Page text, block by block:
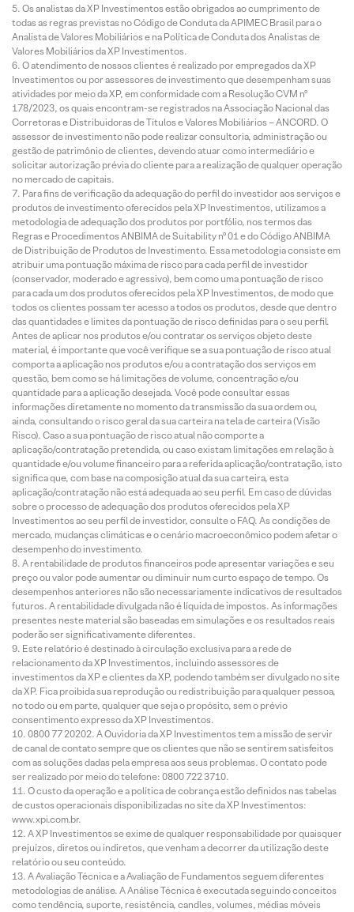
Os analistas da XP Investimentos estão obrigados ao cumprimento de
todas as regras previstas no Código de Conduta da APIMEC Brasil para o
Analista de Valores Mobiliários e na Política de Conduta dos Analistas de
Valores Mobiliários da XP Investimentos.
O atendimento de nossos clientes é realizado por empregados da XP
Investimentos ou por assessores de investimento que desempenham suas
atividades por meio da XP, em conformidade com a Resolução CVM nº
178/2023, os quais encontram-se registrados na Associação Nacional das
Corretoras e Distribuidoras de Títulos e Valores Mobiliários – ANCORD. O
assessor de investimento não pode realizar consultoria, administração ou
gestão de patrimônio de clientes, devendo atuar como intermediário e
solicitar autorização prévia do cliente para a realização de qualquer operação
no mercado de capitais.
Para fins de verificação da adequação do perfil do investidor aos serviços e
produtos de investimento oferecidos pela XP Investimentos, utilizamos a
metodologia de adequação dos produtos por portfólio, nos termos das
Regras e Procedimentos ANBIMA de Suitability nº 01 e do Código ANBIMA
de Distribuição de Produtos de Investimento. Essa metodologia consiste em
atribuir uma pontuação máxima de risco para cada perfil de investidor
(conservador, moderado e agressivo), bem como uma pontuação de risco
para cada um dos produtos oferecidos pela XP Investimentos, de modo que
todos os clientes possam ter acesso a todos os produtos, desde que dentro
das quantidades e limites da pontuação de risco definidas para o seu perfil.
Antes de aplicar nos produtos e/ou contratar os serviços objeto deste
material, é importante que você verifique se a sua pontuação de risco atual
comporta a aplicação nos produtos e/ou a contratação dos serviços em
questão, bem como se há limitações de volume, concentração e/ou
quantidade para a aplicação desejada. Você pode consultar essas
informações diretamente no momento da transmissão da sua ordem ou,
ainda, consultando o risco geral da sua carteira na tela de carteira (Visão
Risco). Caso a sua pontuação de risco atual não comporte a
aplicação/contratação pretendida, ou caso existam limitações em relação à
quantidade e/ou volume financeiro para a referida aplicação/contratação, isto
significa que, com base na composição atual da sua carteira, esta
aplicação/contratação não está adequada ao seu perfil. Em caso de dúvidas
sobre o processo de adequação dos produtos oferecidos pela XP
Investimentos ao seu perfil de investidor, consulte o FAQ. As condições de
mercado, mudanças climáticas e o cenário macroeconômico podem afetar o
desempenho do investimento.
A rentabilidade de produtos financeiros pode apresentar variações e seu
preço ou valor pode aumentar ou diminuir num curto espaço de tempo. Os
desempenhos anteriores não são necessariamente indicativos de resultados
futuros. A rentabilidade divulgada não é líquida de impostos. As informações
presentes neste material são baseadas em simulações e os resultados reais
poderão ser significativamente diferentes.
Este relatório é destinado à circulação exclusiva para a rede de
relacionamento da XP Investimentos, incluindo assessores de
investimentos da XP e clientes da XP, podendo também ser divulgado no site
da XP. Fica proibida sua reprodução ou redistribuição para qualquer pessoa,
no todo ou em parte, qualquer que seja o propósito, sem o prévio
consentimento expresso da XP Investimentos.
0800 77 20202. A Ouvidoria da XP Investimentos tem a missão de servir
de canal de contato sempre que os clientes que não se sentirem satisfeitos
com as soluções dadas pela empresa aos seus problemas. O contato pode
ser realizado por meio do telefone: 0800 722 3710.
O custo da operação e a política de cobrança estão definidos nas tabelas
de custos operacionais disponibilizadas no site da XP Investimentos:
www.xpi.com.br.
A XP Investimentos se exime de qualquer responsabilidade por quaisquer
prejuízos, diretos ou indiretos, que venham a decorrer da utilização deste
relatório ou seu conteúdo.
A Avaliação Técnica e a Avaliação de Fundamentos seguem diferentes
metodologias de análise. A Análise Técnica é executada seguindo conceitos
como tendência, suporte, resistência, candles, volumes, médias móveis